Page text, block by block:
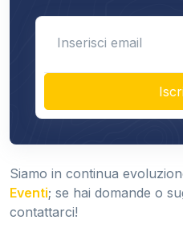
Siamo in continua
Eventi; se hai domande o
contattarci!